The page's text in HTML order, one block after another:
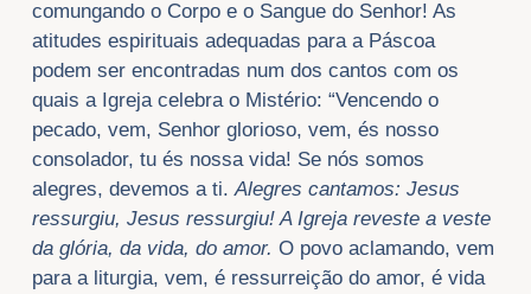
comungando o Corpo e o Sangue do Senhor! As
atitudes espirituais adequadas para a Páscoa
podem ser encontradas num dos cantos com os
quais a Igreja celebra o Mistério: “Vencendo o
pecado, vem, Senhor glorioso, vem, és nosso
consolador, tu és nossa vida! Se nós somos
alegres, devemos a ti. Alegres cantamos: Jesus
ressurgiu, Jesus ressurgiu! A Igreja reveste a veste
da glória, da vida, do amor. O povo aclamando, vem
para a liturgia, vem, é ressurreição do amor, é vida